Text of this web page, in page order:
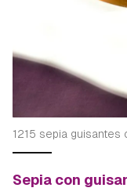
1215 sepia guisantes
Sepia con